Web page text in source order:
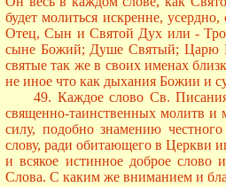
будет молиться искренне,
Отец, Сын и Святой Дух или -
сыне Божий; Душе Святый; Царю
святые так же в своих именах
не иное что как дыхания Божии и
49. Каждое слово Св. Писания,
священно-таинственных молитв и
силу, подобно знамению
слову, ради обитающего в Церкви
и всякое истинное доброе слово
Слова. С каким же вниманием и